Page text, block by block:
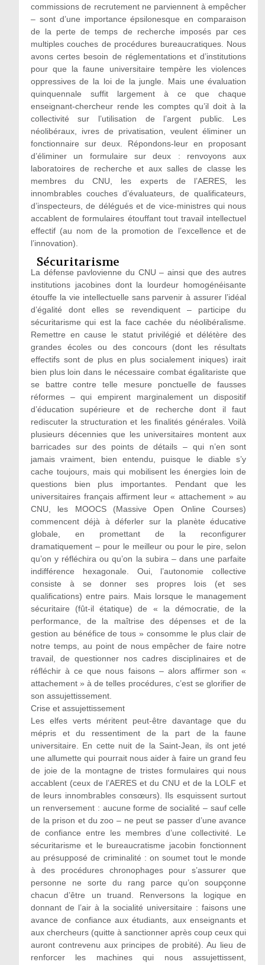
commissions de recrutement ne parviennent à empêcher
– sont d’une importance épsilonesque en comparaison
de la perte de temps de recherche imposés par ces
multiples couches de procédures bureaucratiques. Nous
avons certes besoin de réglementations et d’institutions
pour que la faune universitaire tempère les violences
oppressives de la loi de la jungle. Mais une évaluation
quinquennale suffit largement à ce que chaque
enseignant-chercheur rende les comptes qu’il doit à la
collectivité sur l’utilisation de l’argent public. Les
néolibéraux, ivres de privatisation, veulent éliminer un
fonctionnaire sur deux. Répondons-leur en proposant
d’éliminer un formulaire sur deux : renvoyons aux
laboratoires de recherche et aux salles de classe les
membres du CNU, les experts de l’AERES, les
innombrables couches d’évaluateurs, de qualificateurs,
d’inspecteurs, de délégués et de vice-ministres qui nous
accablent de formulaires étouffant tout travail intellectuel
effectif (au nom de la promotion de l’excellence et de
l’innovation).
Sécuritarisme
La défense pavlovienne du CNU – ainsi que des autres
institutions jacobines dont la lourdeur homogénéisante
étouffe la vie intellectuelle sans parvenir à assurer l’idéal
d’égalité dont elles se revendiquent – participe du
sécuritarisme qui est la face cachée du néolibéralisme.
Remettre en cause le statut privilégié et délétère des
grandes écoles ou des concours (dont les résultats
effectifs sont de plus en plus socialement iniques) irait
bien plus loin dans le nécessaire combat égalitariste que
se battre contre telle mesure ponctuelle de fausses
réformes – qui empirent marginalement un dispositif
d’éducation supérieure et de recherche dont il faut
rediscuter la structuration et les finalités générales. Voilà
plusieurs décennies que les universitaires montent aux
barricades sur des points de détails – qui n’en sont
jamais vraiment, bien entendu, puisque le diable s’y
cache toujours, mais qui mobilisent les énergies loin de
questions bien plus importantes. Pendant que les
universitaires français affirment leur « attachement » au
CNU, les MOOCS (Massive Open Online Courses)
commencent déjà à déferler sur la planète éducative
globale, en promettant de la reconfigurer
dramatiquement – pour le meilleur ou pour le pire, selon
qu’on y réfléchira ou qu’on la subira – dans une parfaite
indifférence hexagonale. Oui, l’autonomie collective
consiste à se donner ses propres lois (et ses
qualifications) entre pairs. Mais lorsque le management
sécuritaire (fût-il étatique) de « la démocratie, de la
performance, de la maîtrise des dépenses et de la
gestion au bénéfice de tous » consomme le plus clair de
notre temps, au point de nous empêcher de faire notre
travail, de questionner nos cadres disciplinaires et de
réfléchir à ce que nous faisons – alors affirmer son «
attachement » à de telles procédures, c’est se glorifier de
son assujettissement.
Crise et assujettissement
Les elfes verts méritent peut-être davantage que du
mépris et du ressentiment de la part de la faune
universitaire. En cette nuit de la Saint-Jean, ils ont jeté
une allumette qui pourrait nous aider à faire un grand feu
de joie de la montagne de tristes formulaires qui nous
accablent (ceux de l’AERES et du CNU et de la LOLF et
de leurs innombrables consœurs). Ils esquissent surtout
un renversement : aucune forme de socialité – sauf celle
de la prison et du zoo – ne peut se passer d’une avance
de confiance entre les membres d’une collectivité. Le
sécuritarisme et le bureaucratisme jacobin fonctionnent
au présupposé de criminalité : on soumet tout le monde
à des procédures chronophages pour s’assurer que
personne ne sorte du rang parce qu’on soupçonne
chacun d’être un truand. Renversons la logique en
donnant de l’air à la socialité universitaire : faisons une
avance de confiance aux étudiants, aux enseignants et
aux chercheurs (quitte à sanctionner après coup ceux qui
auront contrevenu aux principes de probité). Au lieu de
renforcer les machines qui nous assujettissent,